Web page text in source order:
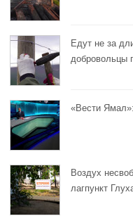
Едут не за
добровольцы
«Вести
Воздух
лагпункт